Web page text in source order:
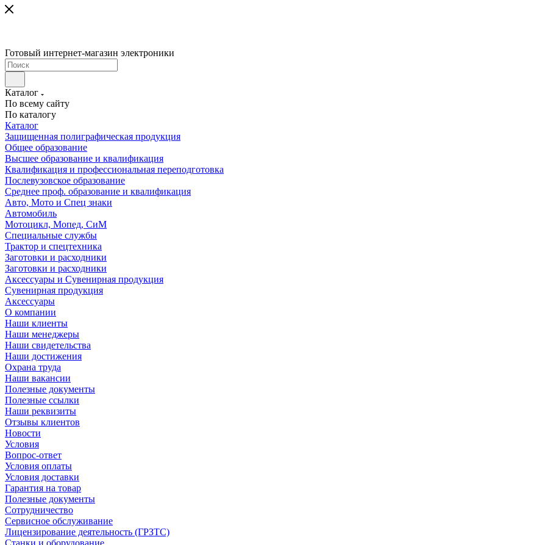
Готовый интернет-магазин электроники
Каталог
По всему сайту
По каталогу
Каталог
Защищенная полиграфическая продукция
Общее образование
Высшее образование и квалификация
Квалификация и профессиональная переподготовка
Послевузовское образование
Среднее проф. образование и квалификация
Авто, Мото и Спец знаки
Автомобиль
Мотоцикл, Мопед, СиМ
Специальные службы
Трактор и спецтехника
Заготовки и расходники
Заготовки и расходники
Аксессуары и Сувенирная продукция
Сувенирная продукция
Аксессуары
О компании
Наши клиенты
Наши менеджеры
Наши свидетельства
Наши достижения
Охрана труда
Наши вакансии
Полезные документы
Полезные ссылки
Наши реквизиты
Отзывы клиентов
Новости
Условия
Вопрос-ответ
Условия оплаты
Условия доставки
Гарантия на товар
Полезные документы
Сотрудничество
Сервисное обслуживание
Лицензирование деятельность (ГРЗТС)
Станки и оборудование